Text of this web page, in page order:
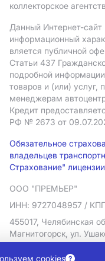
коллекторское
Данный Интернет-
информационный
вляется публичной
Статьи 437
подробной
товаров и (или) услуг,
менеджерам
Кредит
РФ № 2673 от
Обязательное
владельцев
Страхование"
ООО "ПРЕМЬЕР"
ИНН: 9727048957 /
455017, Челябинская
Магнитогорск, ул.
Политика в отношении
cookies